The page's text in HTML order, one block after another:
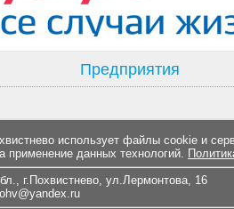
Предприятия
использует файлы cookie и
применение данных технологий.
г.Похвистнево, ул.Лермонтова, 16